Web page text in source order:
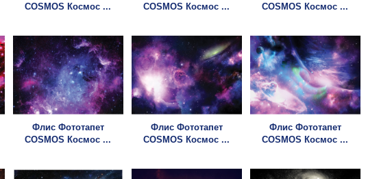
COSMOS Космос ...
COSMOS Космос ...
COSMOS Космос ...
Флис Фототапет
COSMOS Космос ...
Флис Фототапет
COSMOS Космос ...
Флис Фототапет
COSMOS Космос ...